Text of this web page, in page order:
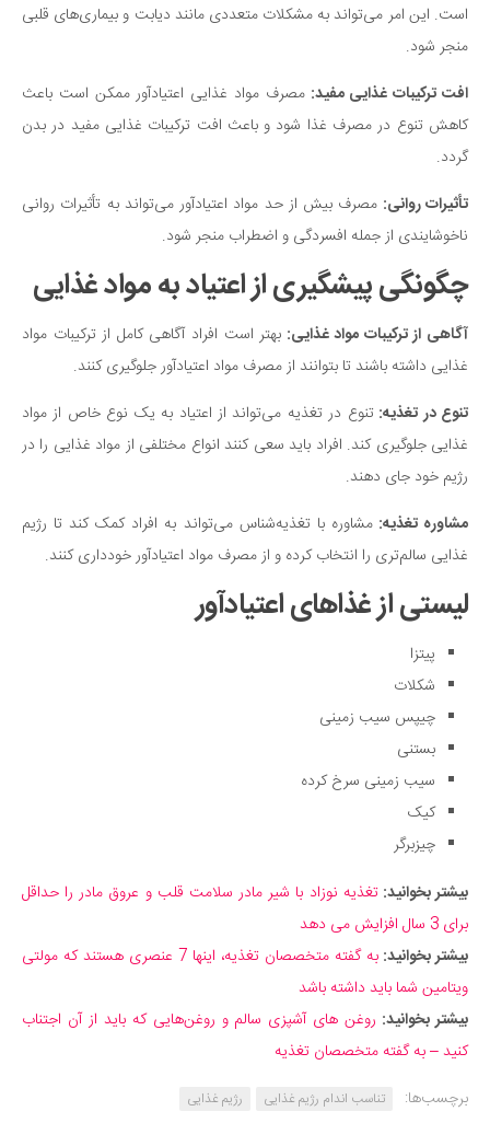
مسابقه
اخبار
است. این امر می‌تواند به مشکلات متعددی مانند دیابت و بیماری‌های قلبی
منجر شود.
افت ترکیبات غذ‌ایی مفید:مصرف مواد غذ‌ایی اعتیا‌دآور ممکن است باعث
کاهش تنوع در مصرف غذا شود و باعث افت ترکیبات غذایی مفید در بدن
گردد.
تأثیرات روانی: مصرف بیش از حد مواد اعتیادآور می‌تواند به تأثیرات روانی
ناخوشایندی از جمله افسردگی و اضطراب منجر شود.
چگونگی پیشگیری از اعتیاد به مواد غذایی
آگاهی از ترکیبات مواد غذ‌ایی: بهتر است افراد آگاهی کامل از ترکیبات موا‌د
غذ‌ایی داشته باشند تا بتوانند از مصرف مواد ا‌عتیادآور جلوگیری کنند.
تنوع در تغذیه: تنوع در تغذیه می‌تواند از اعتیاد به یک نوع خاص از مواد
غذایی جلوگیری کند. افراد باید سعی کنند انواع مختلفی از مواد غذایی را در
رژیم خود جای دهند.
مشاوره تغذیه:مشاوره با تغذیه‌شناس می‌تواند به افراد کمک کند تا رژیم
غذایی سالم‌تری را انتخاب کرده و از مصرف مواد ا‌عتیاد‌آور خودداری کنند.
لیستی از غذاهای اعتیادآور
پیتزا
شکلات
چیپس سیب زمینی
بستنی
سیب زمینی سرخ کرده
کیک
چیزبرگر
بیشتر بخوانید:تغذیه نوزاد با شیر مادر سلامت قلب و عروق مادر را حداقل
برای 3 سال افزایش می دهد
بیشتر بخوانید:
به گفته متخصصان تغذیه، اینها 7 عنصری هستند که مولتی
ویتامین شما باید داشته باشد
بیشتر بخوانید: روغن ‌های آشپزی سالم و روغن‌هایی که باید از آن‌ اجتناب
کنید – به گفته متخصصان تغذیه
برچسب‌ها:
تناسب اندام رژیم غذایی رژیم غذایی